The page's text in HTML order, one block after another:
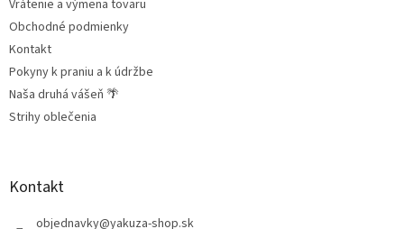
Vrátenie a výmena tovaru
Obchodné podmienky
Kontakt
Pokyny k praniu a k údržbe
Naša druhá vášeň 🌴
Strihy oblečenia
Kontakt
objednavky@yakuza-shop.sk